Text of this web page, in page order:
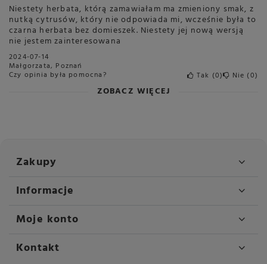
Niestety herbata, którą zamawiałam ma zmieniony smak, z
nutką cytrusów, który nie odpowiada mi, wcześnie była to
czarna herbata bez domieszek. Niestety jej nową wersją
nie jestem zainteresowana
2024-07-14
Małgorzata, Poznań
Czy opinia była pomocna? Tak 0 Nie 0
ZOBACZ WIĘCEJ
Zakupy
Informacje
Moje konto
Kontakt